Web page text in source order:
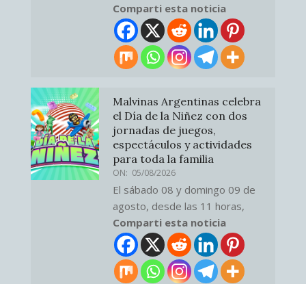
Comparti esta noticia
Malvinas Argentinas celebra
el Día de la Niñez con dos
jornadas de juegos,
espectáculos y actividades
para toda la familia
ON: 05/08/2026
El sábado 08 y domingo 09 de
agosto, desde las 11 horas,
Comparti esta noticia